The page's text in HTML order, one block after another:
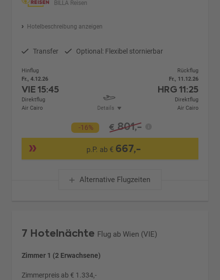
BILLA Reisen
Hotelbeschreibung anzeigen
Transfer Optional: Flexibel stornierbar
Hinflug
Fr., 4.12.26
VIE15:45
Direktflug
Air Cairo
Details
Rückflug
Fr., 11.12.26
HRG 11:25
Direktflug
Air Cairo
-16% € 801,-
p.P. ab € 667,-
Alternative Flugzeiten
7 Hotelnächte Flug ab Wien (VIE)
Zimmer 1 (2 Erwachsene)
Zimmerpreis ab € 1.334,-